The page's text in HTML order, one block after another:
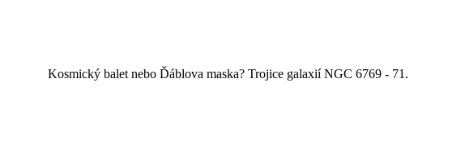
Kosmický balet nebo Ďáblova maska? Trojice galaxií NGC 6769 - 71.